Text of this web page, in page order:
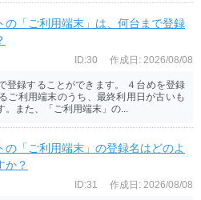
の「ご利用端末」は、何台まで登録
ID:30 作成日: 2026/08/08
登録することができます。 ４台めを登録
ご利用端末のうち、最終利用日が古いも
。また、「ご利用端末」の...
の「ご利用端末」の登録名はどのよ
か？
ID:31 作成日: 2026/08/08